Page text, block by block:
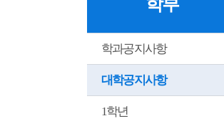
학부
학과공지사항
대학공지사항
1학년